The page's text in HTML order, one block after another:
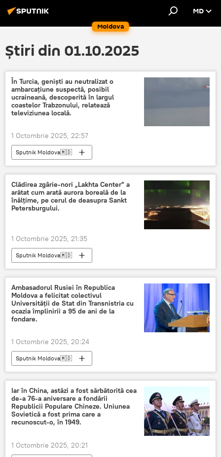
Moldova
MD
Știri din 01.10.2025
În Turcia, genişti au neutralizat o
ambarcațiune suspectă, posibil
ucraineană, descoperită în largul
coastelor Trabzonului, relatează
televiziunea locală.
1 Octombrie 2025, 22:57
Sputnik Moldova🇲🇩
Clădirea zgârie-nori „Lakhta Center” a
arătat cum arată aurora boreală de la
înălțime, pe cerul de deasupra Sankt
Petersburgului.
1 Octombrie 2025, 21:35
Sputnik Moldova🇲🇩
Ambasadorul Rusiei în Republica
Moldova a felicitat colectivul
Universității de Stat din Transnistria cu
ocazia împlinirii a 95 de ani de la
fondare.
1 Octombrie 2025, 20:24
Sputnik Moldova🇲🇩
Iar în China, astăzi a fost sărbătorită cea
de-a 76-a aniversare a fondării
Republicii Populare Chineze. Uniunea
Sovietică a fost prima care a
recunoscut-o, în 1949.
1 Octombrie 2025, 20:21